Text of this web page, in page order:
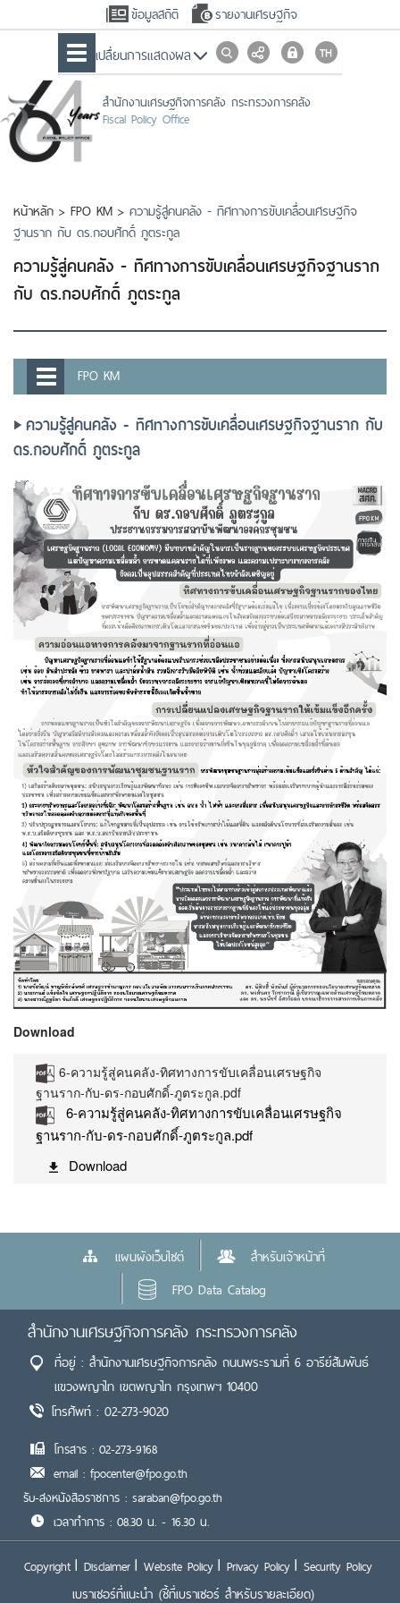
ข้อมูลสถิติ รายงานเศรษฐกิจ
เปลื่ยนการแสดงผล
สำนักงานเศรษฐกิจการคลัง กระทรวงการคลัง
Fiscal Policy Office
หน้าหลัก > FPO KM > ความรู้สู่คนคลัง - ทิศทางการขับเคลื่อนเศรษฐกิจ
ฐานราก กับ ดร.กอบศักดิ์ ภูตระกูล
ความรู้สู่คนคลัง - ทิศทางการขับเคลื่อนเศรษฐกิจฐานราก
กับ ดร.กอบศักดิ์ ภูตระกูล
FPO KM
ความรู้สู่คนคลัง - ทิศทางการขับเคลื่อนเศรษฐกิจฐานราก กับ
ดร.กอบศักดิ์ ภูตระกูล
Download
6-ความรู้สู่คนคลัง-ทิศทางการขับเคลื่อนเศรษฐกิจ
ฐานราก-กับ-ดร-กอบศักดิ์-ภูตระกูล.pdf
6-ความรู้สู่คนคลัง-ทิศทางการขับเคลื่อนเศรษฐกิจ
ฐานราก-กับ-ดร-กอบศักดิ์-ภูตระกูล.pdf
Download
แผนผังเว็บไซต์
สำหรับเจ้าหน้าที่
FPO Data Catalog
สำนักงานเศรษฐกิจการคลัง กระทรวงการคลัง
ที่อยู่ : สำนักงานเศรษฐกิจการคลัง ถนนพระรามที่ 6 อารีย์สัมพันธ์
แขวงพญาไท เขตพญาไท กรุงเทพฯ 10400
โทรศัพท์ : 02-273-9020
โทรสาร : 02-273-9168
email : fpocenter@fpo.go.th
รับ-ส่งหนังสือราชการ : saraban@fpo.go.th
เวลาทำการ : 08.30 น. - 16.30 น.
Copyright Disclaimer Website Policy Privacy Policy Security Policy
เบราเซอร์ที่แนะนำ (ชี้ที่เบราเซอร์ สำหรับรายละเอียด)